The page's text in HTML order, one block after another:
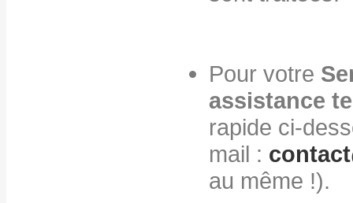
Pour votre
assistance
rapide ci-
mail :
au même !).